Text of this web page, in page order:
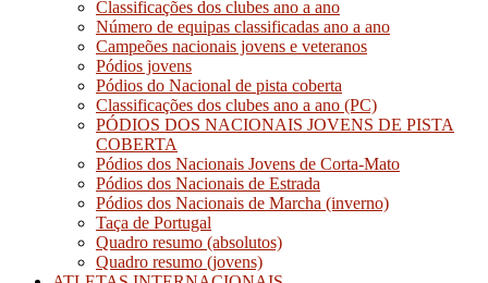
Classificações dos clubes ano a ano
Número de equipas classificadas ano a ano
Campeões nacionais jovens e veteranos
Pódios jovens
Pódios do Nacional de pista coberta
Classificações dos clubes ano a ano (PC)
PÓDIOS DOS NACIONAIS JOVENS DE PISTA
COBERTA
Pódios dos Nacionais Jovens de Corta-Mato
Pódios dos Nacionais de Estrada
Pódios dos Nacionais de Marcha (inverno)
Taça de Portugal
Quadro resumo (absolutos)
Quadro resumo (jovens)